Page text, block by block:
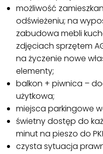
możliwość
odświeżeniu; na
zabudowa mebli
zdjęciach sprzętem
na życzenie nowe
elementy;
balkon + piwnica –
użytkowa;
miejsca parkingowe
świetny dostęp do
minut na pieszo do
czysta sytuacja